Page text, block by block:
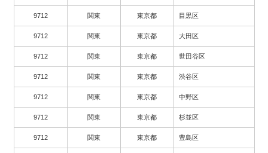
9712 関東 東京都 目黒区
9712 関東 東京都 大田区
9712 関東 東京都 世田谷区
9712 関東 東京都 渋谷区
9712 関東 東京都 中野区
9712 関東 東京都 杉並区
9712 関東 東京都 豊島区